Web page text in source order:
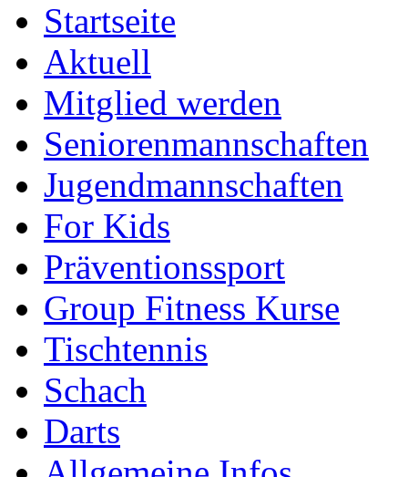
Startseite
Aktuell
Mitglied werden
Seniorenmannschaften
Jugendmannschaften
For Kids
Präventionssport
Group Fitness Kurse
Tischtennis
Schach
Darts